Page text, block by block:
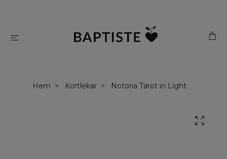
Hem Kortlekar Notoria Tarot in Light